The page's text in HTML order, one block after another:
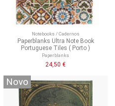
Notebooks / Cadernos
Paperblanks Ultra Note Book
Portuguese Tiles ( Porto )
Paperblanks
24,50 €
Novo